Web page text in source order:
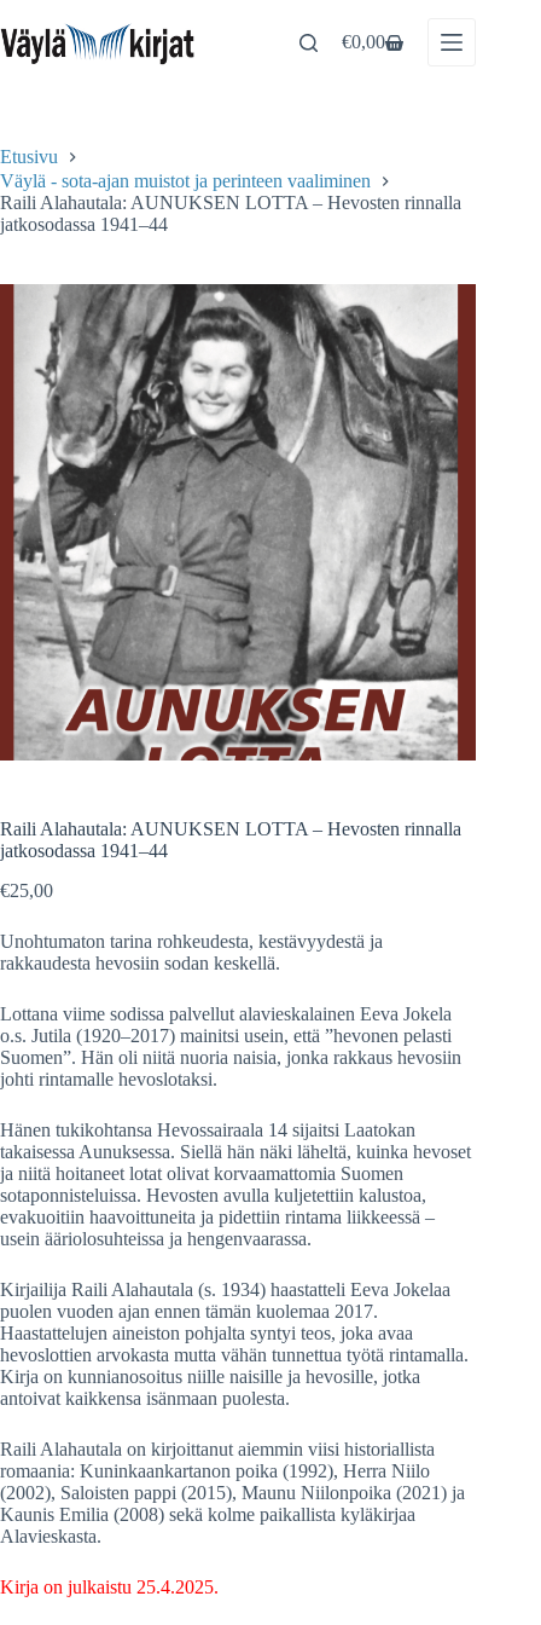
to
content
Shopping
€0,00
Etusivu
Väylä - sota-ajan muistot ja perinteen vaaliminen
Raili Alahautala: AUNUKSEN LOTTA – Hevosten rinnalla
jatkosodassa 1941–44
Raili Alahautala: AUNUKSEN LOTTA – Hevosten rinnalla
jatkosodassa 1941–44
€25,00
Unohtumaton tarina rohkeudesta, kestävyydestä ja
rakkaudesta hevosiin sodan keskellä.
Lottana viime sodissa palvellut alavieskalainen Eeva Jokela
o.s. Jutila (1920–2017) mainitsi usein, että ”hevonen pelasti
Suomen”. Hän oli niitä nuoria naisia, jonka rakkaus hevosiin
johti rintamalle hevoslotaksi.
Hänen tukikohtansa Hevossairaala 14 sijaitsi Laatokan
takaisessa Aunuksessa. Siellä hän näki läheltä, kuinka hevoset
ja niitä hoitaneet lotat olivat korvaamattomia Suomen
sotaponnisteluissa. Hevosten avulla kuljetettiin kalustoa,
evakuoitiin haavoittuneita ja pidettiin rintama liikkeessä –
usein ääriolosuhteissa ja hengenvaarassa.
Kirjailija Raili Alahautala (s. 1934) haastatteli Eeva Jokelaa
puolen vuoden ajan ennen tämän kuolemaa 2017.
Haastattelujen aineiston pohjalta syntyi teos, joka avaa
hevoslottien arvokasta mutta vähän tunnettua työtä rintamalla.
Kirja on kunnianosoitus niille naisille ja hevosille, jotka
antoivat kaikkensa isänmaan puolesta.
Raili Alahautala on kirjoittanut aiemmin viisi historiallista
romaania: Kuninkaankartanon poika (1992), Herra Niilo
(2002), Saloisten pappi (2015), Maunu Niilonpoika (2021) ja
Kaunis Emilia (2008) sekä kolme paikallista kyläkirjaa
Alavieskasta.
Kirja on julkaistu 25.4.2025.